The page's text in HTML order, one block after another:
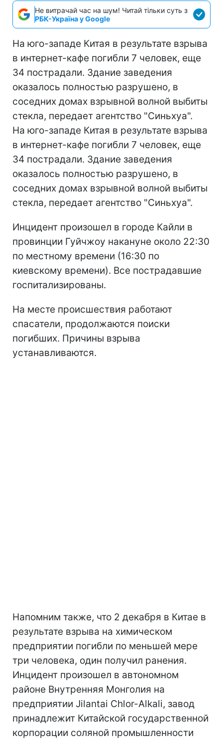
Не витрачай час на шум! Читай тільки суть з
РБК-Україна у Google
На юго-западе Китая в результате взрыва
в интернет-кафе погибли 7 человек, еще
34 пострадали. Здание заведения
оказалось полностью разрушено, в
соседних домах взрывной волной выбиты
стекла, передает агентство "Синьхуа".
На юго-западе Китая в результате взрыва
в интернет-кафе погибли 7 человек, еще
34 пострадали. Здание заведения
оказалось полностью разрушено, в
соседних домах взрывной волной выбиты
стекла, передает агентство "Синьхуа".
Инцидент произошел в городе Кайли в
провинции Гуйчжоу накануне около 22:30
по местному времени (16:30 по
киевскому времени). Все пострадавшие
госпитализированы.
На месте происшествия работают
спасатели, продолжаются поиски
погибших. Причины взрыва
устанавливаются.
Напомним также, что 2 декабря в Китае в
результате взрыва на химическом
предприятии погибли по меньшей мере
три человека, один получил ранения.
Инцидент произошел в автономном
районе Внутренняя Монголия на
предприятии Jilantai Chlor-Alkali, завод
принадлежит Китайской государственной
корпорации соляной промышленности